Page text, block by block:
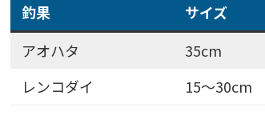
釣果 サイズ
アオハタ
35cm
レンコダイ
15〜30cm